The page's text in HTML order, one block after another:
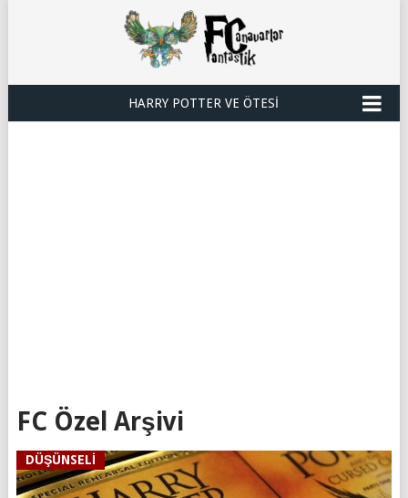
HARRY POTTER VE ÖTESI
FC Özel Arşivi
DÜŞÜNSELI